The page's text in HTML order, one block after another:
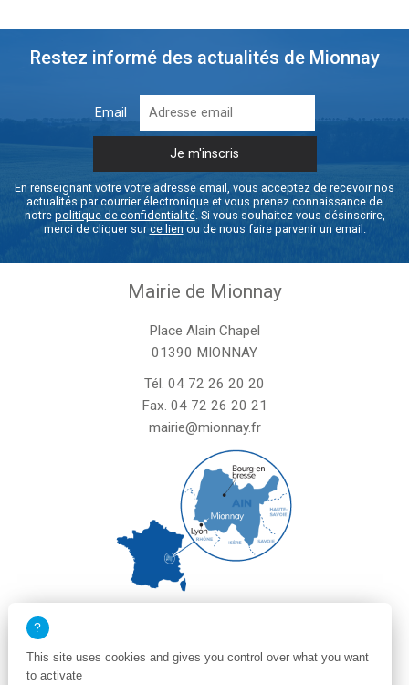
Restez informé des actualités de Mionnay
Email
En renseignant votre votre adresse email, vous acceptez de recevoir nos
actualités par courrier électronique et vous prenez connaissance de
notre politique de confidentialité. Si vous souhaitez vous désinscrire,
merci de cliquer surce lien ou de nous faire parvenir un email.
Mairie de Mionnay
Place Alain Chapel
01390 MIONNAY
Tél. 04 72 26 20 20
Fax. 04 72 26 20 21
mairie@mionnay.fr
le vendredi de 8h30 à 12h et de 13h30 à 16h30
This site uses cookies and gives you control over what you want
to activate